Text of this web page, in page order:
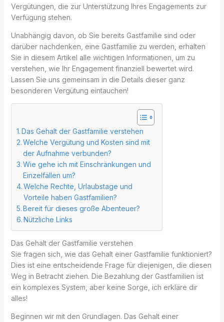
Vergütungen, die zur Unterstützung Ihres Engagements zur
Verfügung stehen.
Unabhängig davon, ob Sie bereits Gastfamilie sind oder
darüber nachdenken, eine Gastfamilie zu werden, erhalten
Sie in diesem Artikel alle wichtigen Informationen, um zu
verstehen, wie Ihr Engagement finanziell bewertet wird.
Lassen Sie uns gemeinsam in die Details dieser ganz
besonderen Vergütung eintauchen!
Das Gehalt der Gastfamilie verstehen
Welche Vergütung und Kosten sind mit
der Aufnahme verbunden?
Wie gehe ich mit Einschränkungen und
Einzelfällen um?
Welche Rechte, Urlaubstage und
Vorteile haben Gastfamilien?
Bereit für dieses große Abenteuer?
Nützliche Links
Das Gehalt der Gastfamilie verstehen
Sie fragen sich, wie das Gehalt einer Gastfamilie funktioniert?
Dies ist eine entscheidende Frage für diejenigen, die diesen
Weg in Betracht ziehen. Die Bezahlung der Gastfamilien ist
ein komplexes System, aber keine Sorge, ich erkläre dir
alles!
Beginnen wir mit den Grundlagen. Das Gehalt einer